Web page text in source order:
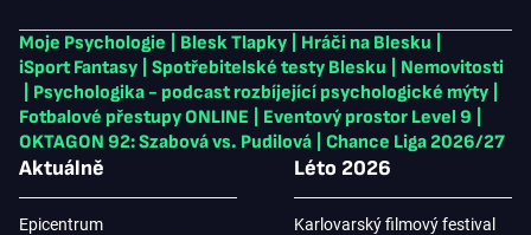
Moje Psychologie Blesk Tlapky Hráči na Blesku
iSport Fantasy
Spotřebitelské testy Blesku
Nemovitosti
Psychologika - podcast rozbíjející psychologické mýty
Fotbalové přestupy ONLINE
Eventový prostor Level 9
OKTAGON 92: Szabová vs. Pudilová
Chance Liga 2026/27
Aktuálně
Epicentrum
Léto 2026
Karlovarský filmový festival